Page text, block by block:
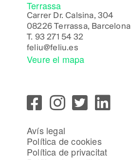
Terrassa
Carrer Dr. Calsina, 304
08226 Terrassa, Barcelona
T. 93 271 54 32
feliu@feliu.es
Veure el mapa
Avís legal
Política de cookies
Política de privacitat